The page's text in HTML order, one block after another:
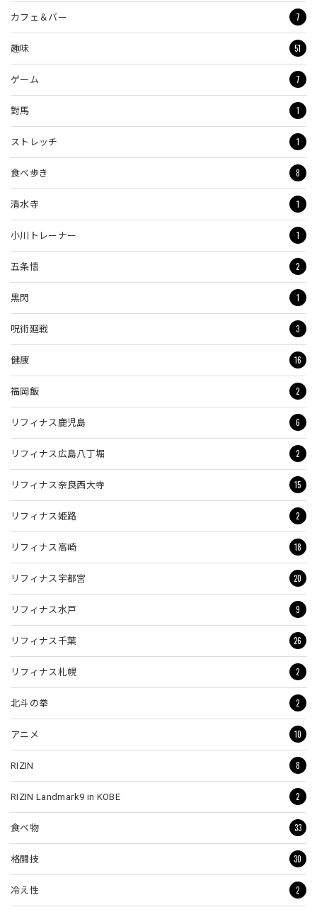
カフェ＆バー 7
趣味 51
ゲーム 7
對馬 1
ストレッチ 1
食べ歩き 8
清水寺 1
小川トレーナー 1
五条悟 2
黒閃 1
呪術廻戦 3
健康 16
福岡飯 2
リフィナス鹿児島 6
リフィナス広島八丁堀 2
リフィナス奈良西大寺 15
リフィナス姫路 2
リフィナス高崎 18
リフィナス宇都宮 20
リフィナス水戸 9
リフィナス千葉 26
リフィナス札幌 2
北斗の拳 2
アニメ 10
RIZIN 8
RIZIN Landmark9 in KOBE 2
食べ物 33
格闘技 30
冷え性 2